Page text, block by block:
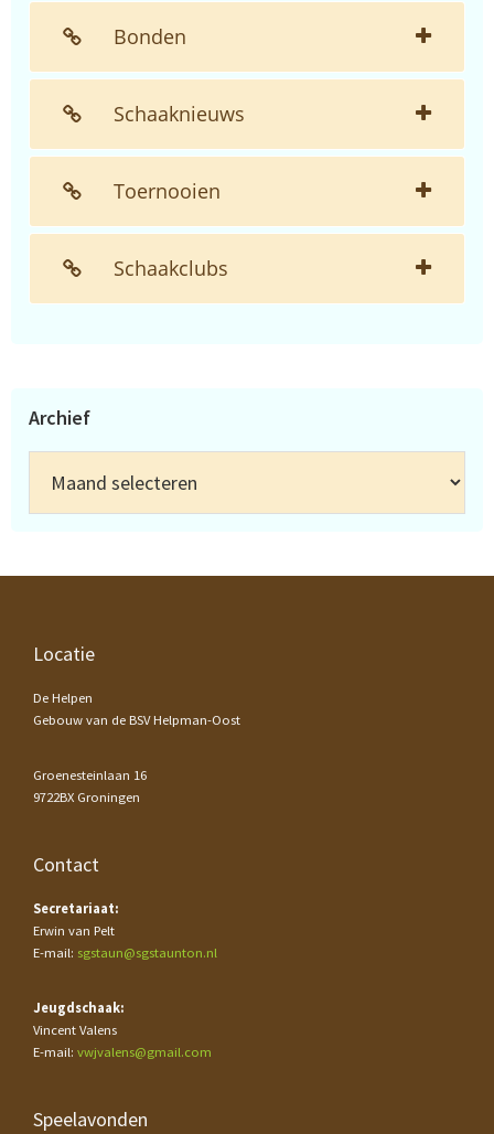
Bonden
Schaaknieuws
Toernooien
Schaakclubs
Archief
Footer
Locatie
De Helpen
Gebouw van de BSV Helpman-Oost
Groenesteinlaan 16
9722BX Groningen
Contact
Secretariaat:
Erwin van Pelt
E-mail: sgstaun@sgstaunton.nl
Jeugdschaak:
Vincent Valens
E-mail: vwjvalens@gmail.com
Speelavonden